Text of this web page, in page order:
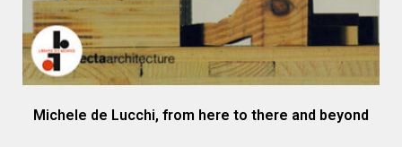
Michele de Lucchi, from here to there and beyond